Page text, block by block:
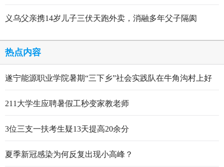
义乌父亲携14岁儿子三伏天跑外卖，消融多年父子隔阂
热点内容
遂宁能源职业学院暑期“三下乡”社会实践队在牛角沟村上好
211大学生应聘暑假工秒变家教老师
3位三支一扶考生疑13天提高20余分
夏季新冠感染为何反复出现小高峰？